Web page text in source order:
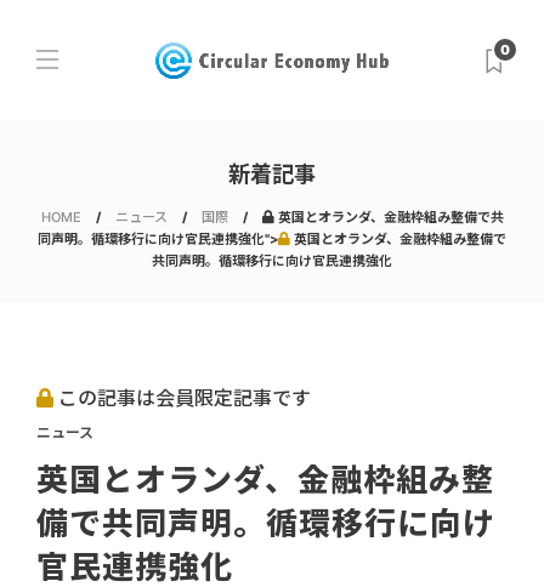
0
新着記事
HOME ニュース 国際
英国とオランダ、金融枠組み整備で共
同声明。循環移行に向け官民連携強化">
英国とオランダ、金融枠組み整備で
共同声明。循環移行に向け官民連携強化
この記事は会員限定記事です
ニュース
英国とオランダ、金融枠組み整
備で共同声明。循環移行に向け
官民連携強化